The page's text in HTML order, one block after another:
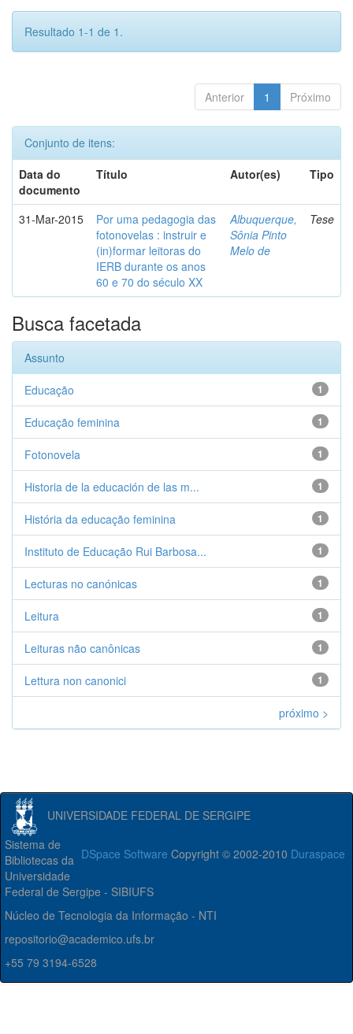
Resultado 1-1 de 1.
Anterior 1 Próximo
Conjunto de itens:
Data do
documento
Título Autor(es) Tipo
31-Mar-2015
Por uma pedagogia das
fotonovelas : instruir e
(in)formar leitoras do
IERB durante os anos
60 e 70 do século XX
Albuquerque,
Sônia Pinto
Melo de
Tese
Busca facetada
Assunto
1
Educação
1
Educação feminina
1
Fotonovela
1
Historia de la educación de las m...
1
História da educação feminina
1
Instituto de Educação Rui Barbosa...
1
Lecturas no canónicas
1
Leitura
1
Leituras não canônicas
1
Lettura non canonici
próximo >
UNIVERSIDADE FEDERAL DE SERGIPE
DSpace Software Copyright © 2002-2010 Duraspace
Sistema de
Bibliotecas da
Universidade
Federal de Sergipe - SIBIUFS
Núcleo de Tecnologia da Informação - NTI
repositorio@academico.ufs.br
+55 79 3194-6528